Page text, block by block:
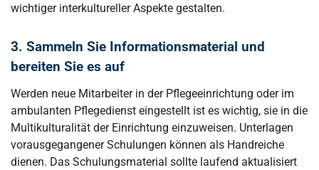
wichtiger interkultureller Aspekte gestalten.
3. Sammeln Sie Informationsmaterial und
bereiten Sie es auf
Werden neue Mitarbeiter in der Pflegeeinrichtung oder im
ambulanten Pflegedienst eingestellt ist es wichtig, sie in die
Multikulturalität der Einrichtung einzuweisen. Unterlagen
vorausgegangener Schulungen können als Handreiche
dienen. Das Schulungsmaterial sollte laufend aktualisiert